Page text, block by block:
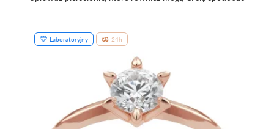
Laboratoryjny 24h